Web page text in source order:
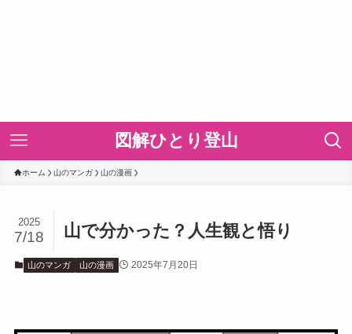
図解ひとり登山
ホーム 山のマンガ 山の漫画
山で分かった？人生観と悟り
2025
7/18
山のマンガ 山の漫画 2025年7月20日